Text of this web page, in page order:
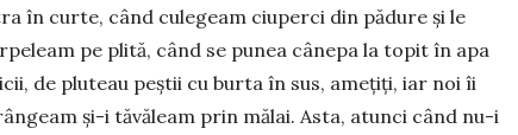
în curte, când culegeam ciuperci din pădure și le
pe plită, când se punea cânepa la topit în apa
de pluteau peștii cu burta în sus, amețiți, iar noi îi
și-i tăvăleam prin mălai. Asta, atunci când nu-i